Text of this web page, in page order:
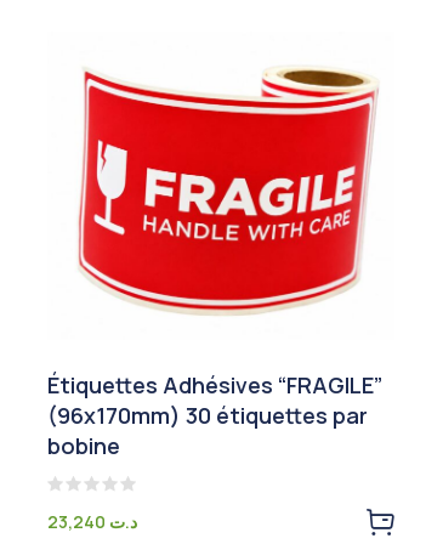
Étiquettes Adhésives “FRAGILE”
(96x170mm) 30 étiquettes par
bobine
0
د.ت